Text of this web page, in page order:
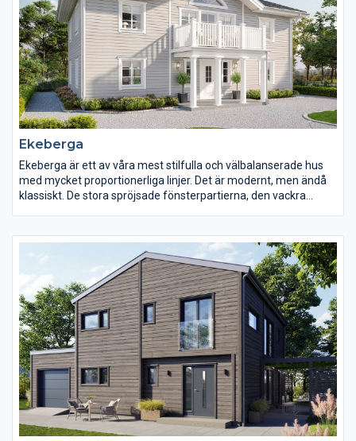
Ekeberga
Ekeberga är ett av våra mest stilfulla och välbalanserade hus
med mycket proportionerliga linjer. Det är modernt, men ändå
klassiskt. De stora spröjsade fönsterpartierna, den vackra
mycket generösa ytor.